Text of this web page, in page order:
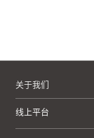
关于我们
线上平台